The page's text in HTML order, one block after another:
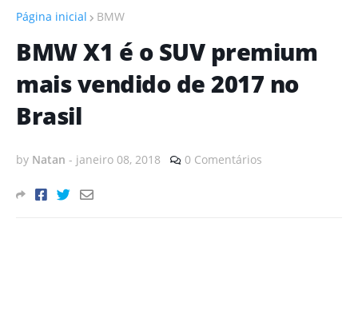
Página inicial BMW
BMW X1 é o SUV premium
mais vendido de 2017 no
Brasil
by Natan - janeiro 08, 2018 0 Comentários